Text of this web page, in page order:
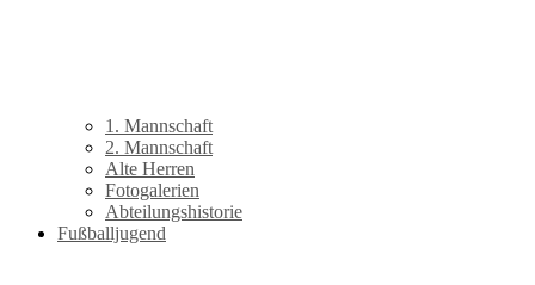
1. Mannschaft
2. Mannschaft
Alte Herren
Fotogalerien
Abteilungshistorie
Fußballjugend